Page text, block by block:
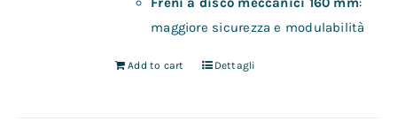
maggiore sicurezza e modulabilità
Add to cart Dettagli